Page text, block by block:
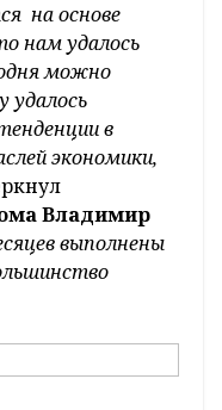
на основе
нам удалось
можно
удалось
в
экономики,
Владимир
выполнены